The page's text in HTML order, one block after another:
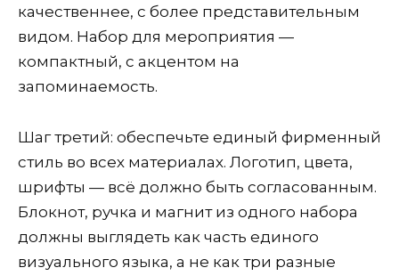
качественнее, с более представительным
видом. Набор для мероприятия —
компактный, с акцентом на
запоминаемость.
Шаг третий: обеспечьте единый фирменный
стиль во всех материалах. Логотип, цвета,
шрифты — всё должно быть согласованным.
Блокнот, ручка и магнит из одного набора
должны выглядеть как часть единого
визуального языка, а не как три разные